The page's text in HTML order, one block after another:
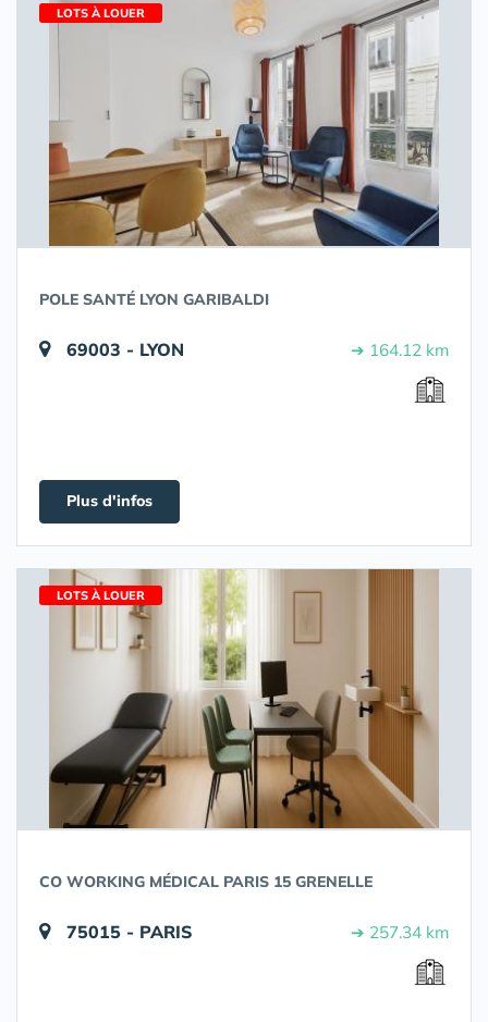
LOTS À LOUER
POLE SANTÉ LYON GARIBALDI
69003 - LYON ➔ 164.12 km
Plus d'infos
LOTS À LOUER
CO WORKING MÉDICAL PARIS 15 GRENELLE
75015 - PARIS ➔ 257.34 km